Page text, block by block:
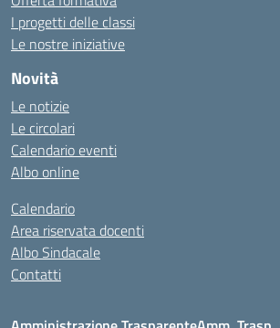
I progetti delle classi
Le nostre iniziative
Novità
Le notizie
Le circolari
Calendario eventi
Albo online
Calendario
Area riservata docenti
Albo Sindacale
Contatti